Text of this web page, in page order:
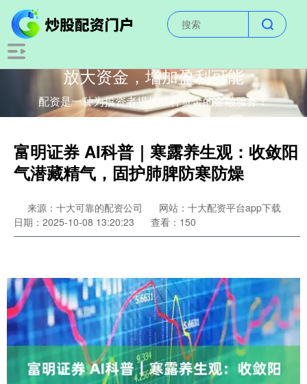
放大资金，增加盈利可能
配资是一种为投资者提供杠杆资金的金融服务！
富明证券 AI科普｜寒露养生观：收敛阳
气潜藏精气，固护肺脾防寒防燥
来源：十大可靠的配资公司
网站：十大配资平台app下载
日期：2025-10-08 13:20:23
查看：150